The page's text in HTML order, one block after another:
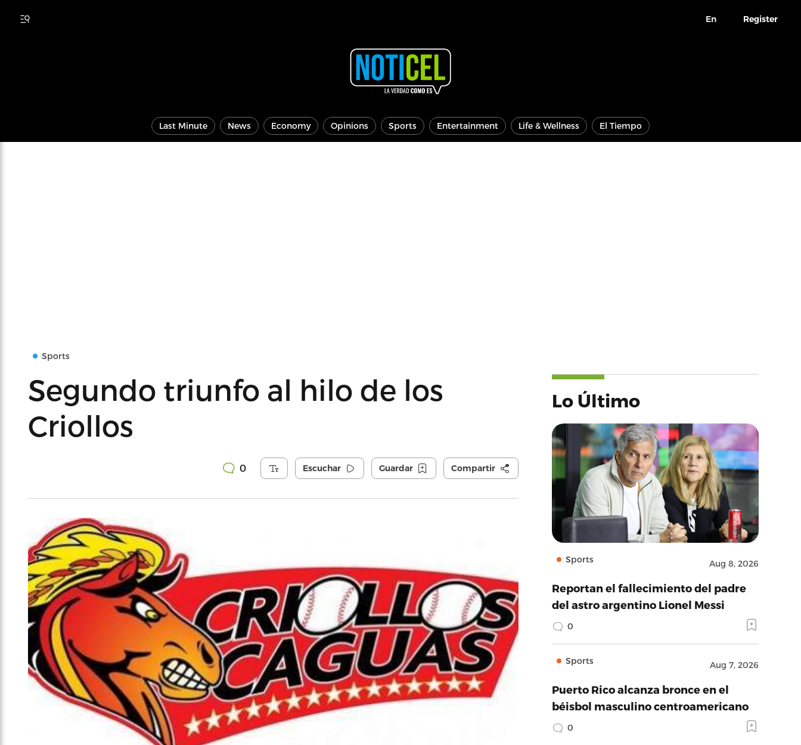
En Register
Last Minute News Economy Opinions Sports Entertainment Life & Wellness El Tiempo
Sports
Segundo triunfo al hilo de los
Criollos
0 Escuchar Guardar Compartir
Lo Último
Sports Aug 8, 2026
Reportan el fallecimiento del padre
del astro argentino Lionel Messi
0
Sports Aug 7, 2026
Puerto Rico alcanza bronce en el
béisbol masculino centroamericano
0